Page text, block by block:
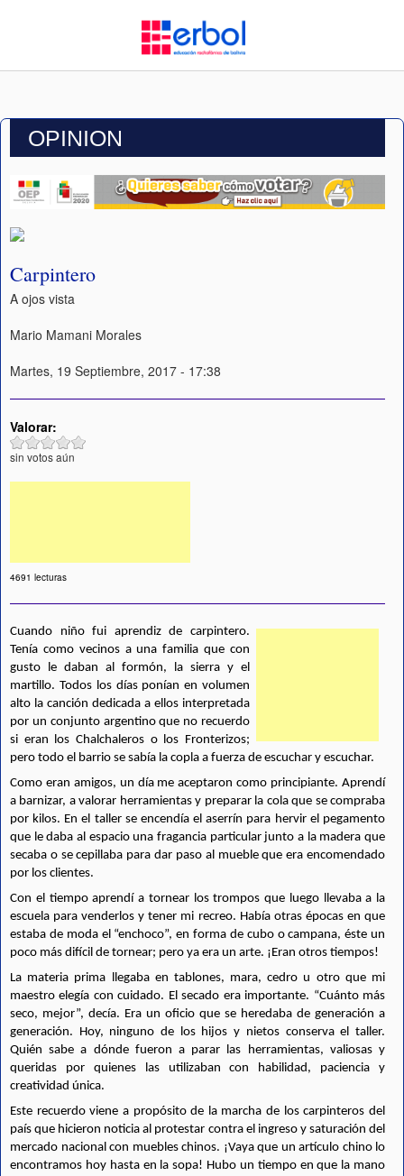
OPINION
Carpintero
A ojos vista
Mario Mamani Morales
Martes, 19 Septiembre, 2017 - 17:38
Valorar:
sin votos aún
4691 lecturas
Cuando niño fui aprendiz de carpintero.
Tenía como vecinos a una familia que con
gusto le daban al formón, la sierra y el
martillo. Todos los días ponían en volumen
alto la canción dedicada a ellos interpretada
por un conjunto argentino que no recuerdo
si eran los Chalchaleros o los Fronterizos;
pero todo el barrio se sabía la copla a fuerza de escuchar y escuchar.
Como eran amigos, un día me aceptaron como principiante. Aprendí
a barnizar, a valorar herramientas y preparar la cola que se compraba
por kilos. En el taller se encendía el aserrín para hervir el pegamento
que le daba al espacio una fragancia particular junto a la madera que
secaba o se cepillaba para dar paso al mueble que era encomendado
por los clientes.
Con el tiempo aprendí a tornear los trompos que luego llevaba a la
escuela para venderlos y tener mi recreo. Había otras épocas en que
estaba de moda el “enchoco”, en forma de cubo o campana, éste un
poco más difícil de tornear; pero ya era un arte. ¡Eran otros tiempos!
La materia prima llegaba en tablones, mara, cedro u otro que mi
maestro elegía con cuidado. El secado era importante. “Cuánto más
seco, mejor”, decía. Era un oficio que se heredaba de generación a
generación. Hoy, ninguno de los hijos y nietos conserva el taller.
Quién sabe a dónde fueron a parar las herramientas, valiosas y
queridas por quienes las utilizaban con habilidad, paciencia y
creatividad única.
Este recuerdo viene a propósito de la marcha de los carpinteros del
país que hicieron noticia al protestar contra el ingreso y saturación del
mercado nacional con muebles chinos. ¡Vaya que un artículo chino lo
encontramos hoy hasta en la sopa! Hubo un tiempo en que la mano